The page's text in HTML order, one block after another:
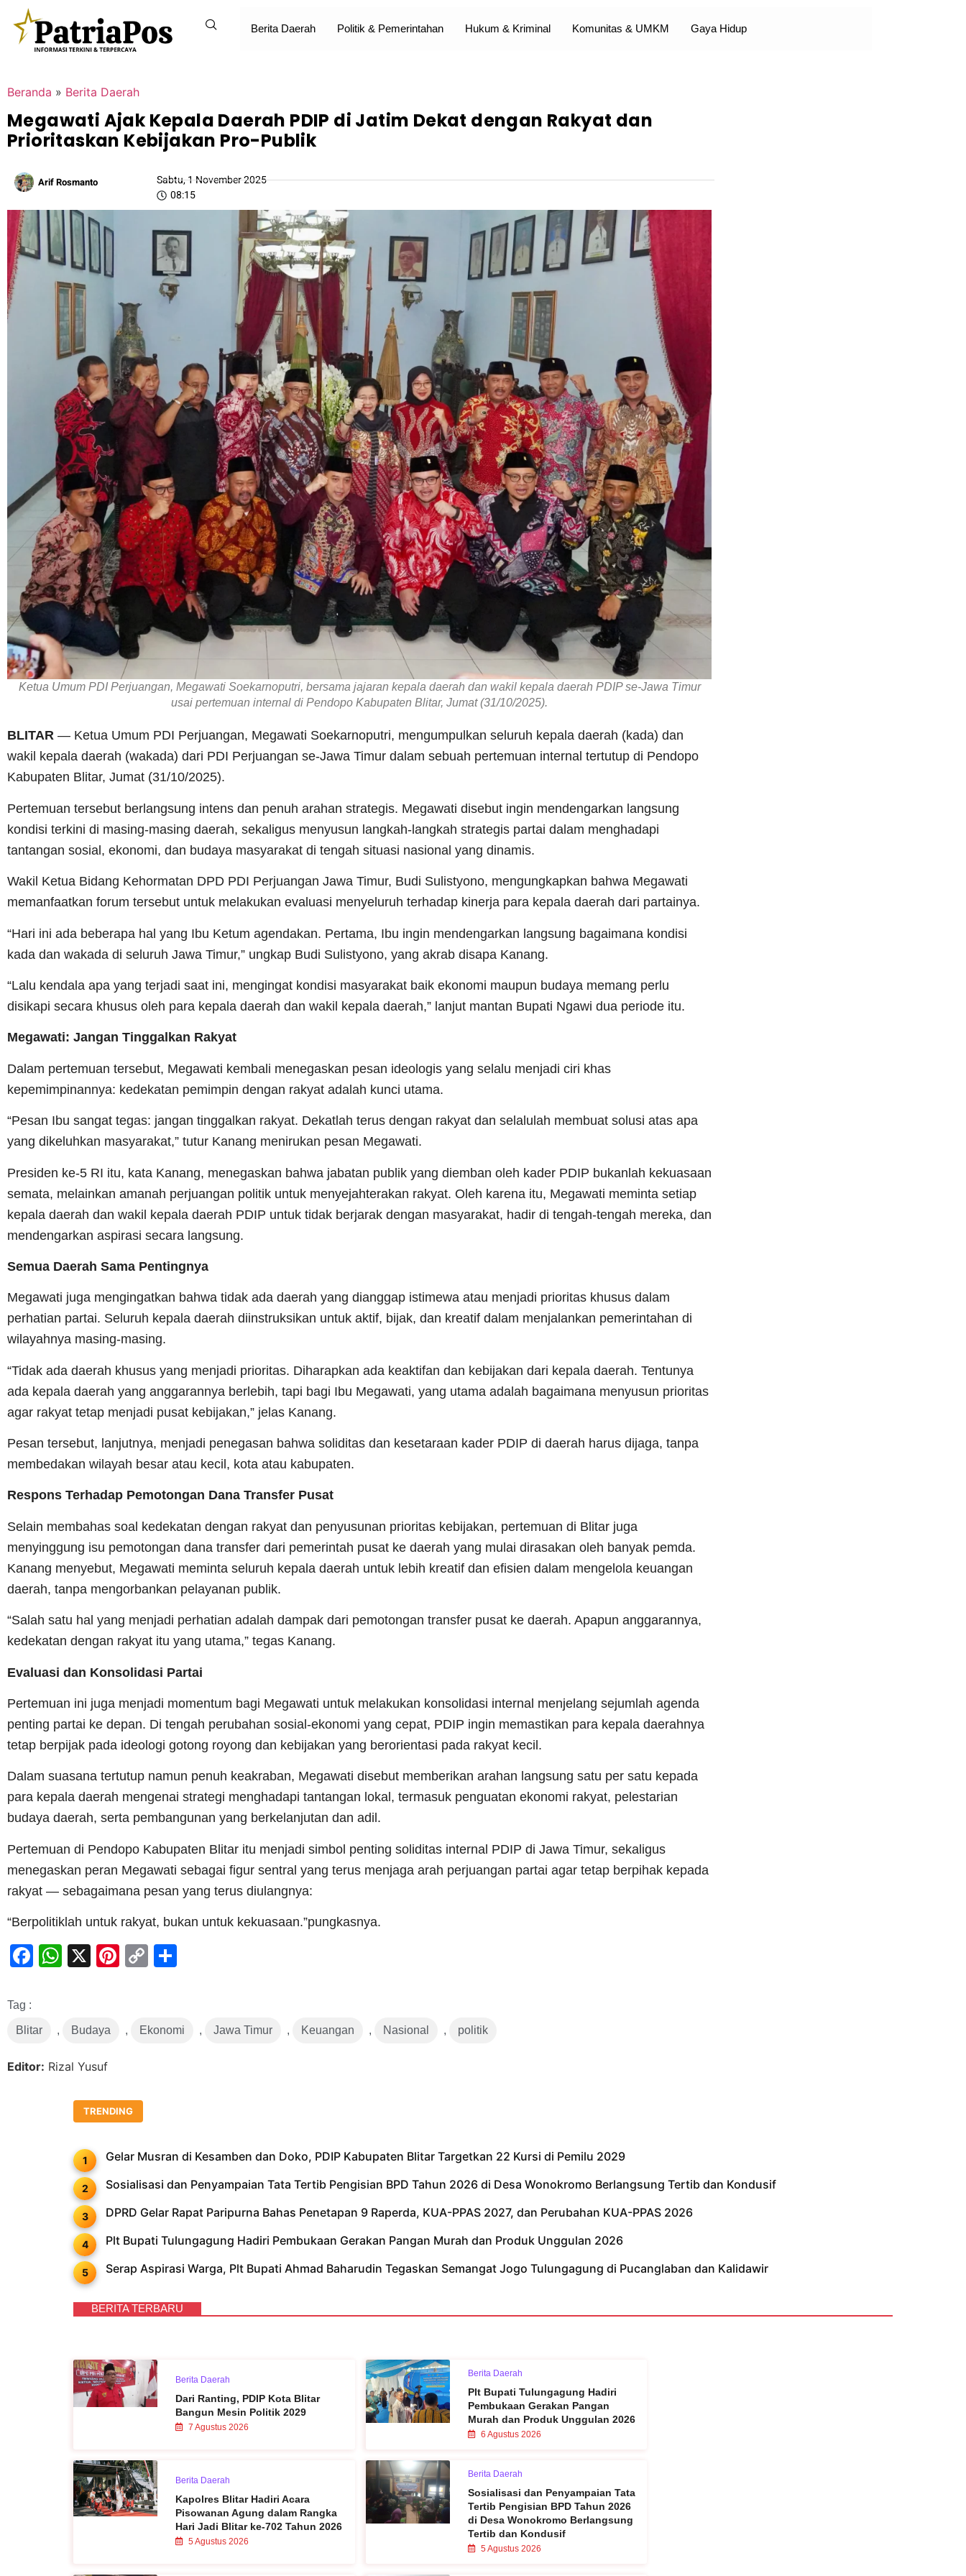
Berita Daerah Politik & Pemerintahan Hukum & Kriminal Komunitas & UMKM Gaya Hidup
Beranda » Berita Daerah
Megawati Ajak Kepala Daerah PDIP di Jatim Dekat dengan Rakyat dan
Prioritaskan Kebijakan Pro-Publik
Arif Rosmanto
Sabtu, 1 November 2025
08:15
Ketua Umum PDI Perjuangan, Megawati Soekarnoputri, bersama jajaran kepala daerah dan wakil kepala daerah PDIP se-Jawa Timur
usai pertemuan internal di Pendopo Kabupaten Blitar, Jumat (31/10/2025).
BLITAR — Ketua Umum PDI Perjuangan, Megawati Soekarnoputri, mengumpulkan seluruh kepala daerah (kada) dan
wakil kepala daerah (wakada) dari PDI Perjuangan se-Jawa Timur dalam sebuah pertemuan internal tertutup di Pendopo
Kabupaten Blitar, Jumat (31/10/2025).
Pertemuan tersebut berlangsung intens dan penuh arahan strategis. Megawati disebut ingin mendengarkan langsung
kondisi terkini di masing-masing daerah, sekaligus menyusun langkah-langkah strategis partai dalam menghadapi
tantangan sosial, ekonomi, dan budaya masyarakat di tengah situasi nasional yang dinamis.
Wakil Ketua Bidang Kehormatan DPD PDI Perjuangan Jawa Timur, Budi Sulistyono, mengungkapkan bahwa Megawati
memanfaatkan forum tersebut untuk melakukan evaluasi menyeluruh terhadap kinerja para kepala daerah dari partainya.
“Hari ini ada beberapa hal yang Ibu Ketum agendakan. Pertama, Ibu ingin mendengarkan langsung bagaimana kondisi
kada dan wakada di seluruh Jawa Timur,” ungkap Budi Sulistyono, yang akrab disapa Kanang.
“Lalu kendala apa yang terjadi saat ini, mengingat kondisi masyarakat baik ekonomi maupun budaya memang perlu
disikapi secara khusus oleh para kepala daerah dan wakil kepala daerah,” lanjut mantan Bupati Ngawi dua periode itu.
Megawati: Jangan Tinggalkan Rakyat
Dalam pertemuan tersebut, Megawati kembali menegaskan pesan ideologis yang selalu menjadi ciri khas
kepemimpinannya: kedekatan pemimpin dengan rakyat adalah kunci utama.
“Pesan Ibu sangat tegas: jangan tinggalkan rakyat. Dekatlah terus dengan rakyat dan selalulah membuat solusi atas apa
yang dikeluhkan masyarakat,” tutur Kanang menirukan pesan Megawati.
Presiden ke-5 RI itu, kata Kanang, menegaskan bahwa jabatan publik yang diemban oleh kader PDIP bukanlah kekuasaan
semata, melainkan amanah perjuangan politik untuk menyejahterakan rakyat. Oleh karena itu, Megawati meminta setiap
kepala daerah dan wakil kepala daerah PDIP untuk tidak berjarak dengan masyarakat, hadir di tengah-tengah mereka, dan
mendengarkan aspirasi secara langsung.
Semua Daerah Sama Pentingnya
Megawati juga mengingatkan bahwa tidak ada daerah yang dianggap istimewa atau menjadi prioritas khusus dalam
perhatian partai. Seluruh kepala daerah diinstruksikan untuk aktif, bijak, dan kreatif dalam menjalankan pemerintahan di
wilayahnya masing-masing.
“Tidak ada daerah khusus yang menjadi prioritas. Diharapkan ada keaktifan dan kebijakan dari kepala daerah. Tentunya
ada kepala daerah yang anggarannya berlebih, tapi bagi Ibu Megawati, yang utama adalah bagaimana menyusun prioritas
agar rakyat tetap menjadi pusat kebijakan,” jelas Kanang.
Pesan tersebut, lanjutnya, menjadi penegasan bahwa soliditas dan kesetaraan kader PDIP di daerah harus dijaga, tanpa
membedakan wilayah besar atau kecil, kota atau kabupaten.
Respons Terhadap Pemotongan Dana Transfer Pusat
Selain membahas soal kedekatan dengan rakyat dan penyusunan prioritas kebijakan, pertemuan di Blitar juga
menyinggung isu pemotongan dana transfer dari pemerintah pusat ke daerah yang mulai dirasakan oleh banyak pemda.
Kanang menyebut, Megawati meminta seluruh kepala daerah untuk lebih kreatif dan efisien dalam mengelola keuangan
daerah, tanpa mengorbankan pelayanan publik.
“Salah satu hal yang menjadi perhatian adalah dampak dari pemotongan transfer pusat ke daerah. Apapun anggarannya,
kedekatan dengan rakyat itu yang utama,” tegas Kanang.
Evaluasi dan Konsolidasi Partai
Pertemuan ini juga menjadi momentum bagi Megawati untuk melakukan konsolidasi internal menjelang sejumlah agenda
penting partai ke depan. Di tengah perubahan sosial-ekonomi yang cepat, PDIP ingin memastikan para kepala daerahnya
tetap berpijak pada ideologi gotong royong dan kebijakan yang berorientasi pada rakyat kecil.
Dalam suasana tertutup namun penuh keakraban, Megawati disebut memberikan arahan langsung satu per satu kepada
para kepala daerah mengenai strategi menghadapi tantangan lokal, termasuk penguatan ekonomi rakyat, pelestarian
budaya daerah, serta pembangunan yang berkelanjutan dan adil.
Pertemuan di Pendopo Kabupaten Blitar itu menjadi simbol penting soliditas internal PDIP di Jawa Timur, sekaligus
menegaskan peran Megawati sebagai figur sentral yang terus menjaga arah perjuangan partai agar tetap berpihak kepada
rakyat — sebagaimana pesan yang terus diulangnya:
“Berpolitiklah untuk rakyat, bukan untuk kekuasaan.”pungkasnya.
Facebook
WhatsApp
X Pinterest
Copy
Tag :
Blitar , Budaya , Ekonomi , Jawa Timur , Keuangan , Nasional , politik
Editor: Rizal Yusuf
TRENDING
Gelar Musran di Kesamben dan Doko, PDIP Kabupaten Blitar Targetkan 22 Kursi di Pemilu 2029
Sosialisasi dan Penyampaian Tata Tertib Pengisian BPD Tahun 2026 di Desa Wonokromo Berlangsung Tertib dan Kondusif
DPRD Gelar Rapat Paripurna Bahas Penetapan 9 Raperda, KUA-PPAS 2027, dan Perubahan KUA-PPAS 2026
Plt Bupati Tulungagung Hadiri Pembukaan Gerakan Pangan Murah dan Produk Unggulan 2026
Serap Aspirasi Warga, Plt Bupati Ahmad Baharudin Tegaskan Semangat Jogo Tulungagung di Pucanglaban dan Kalidawir
BERITA TERBARU
Berita Daerah
Dari Ranting, PDIP Kota Blitar
Bangun Mesin Politik 2029
7 Agustus 2026
Berita Daerah
Plt Bupati Tulungagung Hadiri
Pembukaan Gerakan Pangan
Murah dan Produk Unggulan 2026
6 Agustus 2026
Berita Daerah
Kapolres Blitar Hadiri Acara
Pisowanan Agung dalam Rangka
Hari Jadi Blitar ke-702 Tahun 2026
5 Agustus 2026
Berita Daerah
Sosialisasi dan Penyampaian Tata
Tertib Pengisian BPD Tahun 2026
di Desa Wonokromo Berlangsung
Tertib dan Kondusif
5 Agustus 2026